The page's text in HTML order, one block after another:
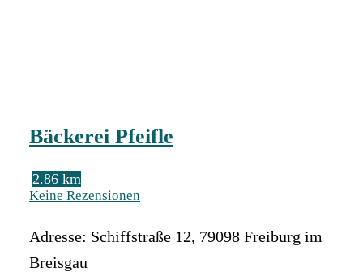
Bäckerei Pfeifle
2.86 km
Keine Rezensionen
Adresse: Schiffstraße 12, 79098 Freiburg im
Breisgau